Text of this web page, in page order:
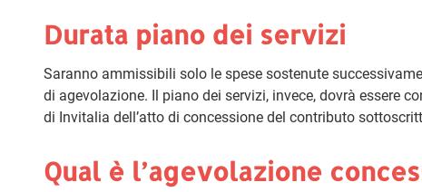
Durata piano dei servizi
Saranno ammissibili solo le spese sostenute
di agevolazione. Il piano dei servizi, invece, dovrà essere
di Invitalia dell’atto di concessione del contributo
Qual è l’agevolazione